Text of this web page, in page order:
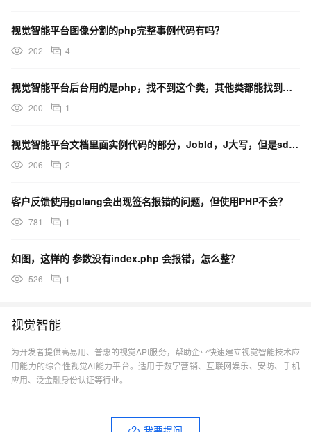
视觉智能平台图像分割的php完整事例代码有吗？
202 4
视觉智能平台后台用的是php，找不到这个类，其他类都能找到，怎么找到这个类？
200 1
视觉智能平台文档里面实例代码的部分，JobId，J大写，但是sdk调用的时候是小写，以哪个为准？
206 2
客户反馈使用golang会出现签名报错的问题，但使用PHP不会？
781 1
如图，这样的 参数没有index.php 会报错，怎么整？
526 1
视觉智能
为开发者提供高易用、普惠的视觉API服务，帮助企业快速建立视觉智能技术应
用能力的综合性视觉AI能力平台。适用于数字营销、互联网娱乐、安防、手机
应用、泛金融身份认证等行业。